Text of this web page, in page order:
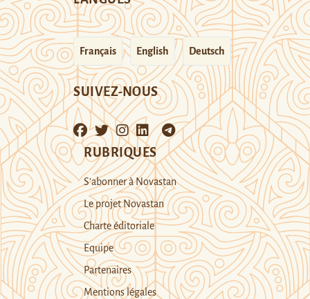
Français English Deutsch
SUIVEZ-NOUS
RUBRIQUES
S’abonner à Novastan
Le projet Novastan
Charte éditoriale
Equipe
Partenaires
Mentions légales